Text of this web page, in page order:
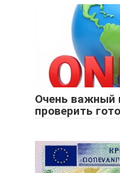
Очень важный
проверить